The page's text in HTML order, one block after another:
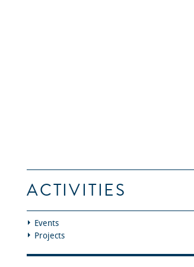
ACTIVITIES
Events
Projects